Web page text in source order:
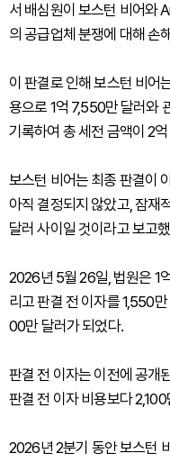
서 배심원이 보스턴 비어와
의 공급업체 분쟁에 대해 손
이 판결로 인해 보스턴 비어
용으로 1억 7,550만 달러와
기록하여 총 세전 금액이 2
보스턴 비어는 최종 판결이
아직 결정되지 않았고, 잠재
달러 사이일 것이라고 보고
2026년 5월 26일, 법원은 1
리고 판결 전 이자를 1,550
00만 달러가 되었다.
판결 전 이자는 이전에 공개
판결 전 이자 비용보다
2026년 2분기 동안 보스턴